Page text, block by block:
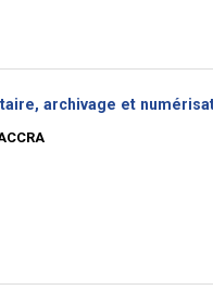
archivage et